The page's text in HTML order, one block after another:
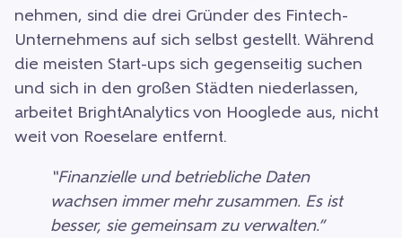
nehmen, sind die drei Gründer des Fintech-
Unternehmens auf sich selbst gestellt. Während
die meisten Start-ups sich gegenseitig suchen
und sich in den großen Städten niederlassen,
arbeitet BrightAnalytics von Hooglede aus, nicht
weit von Roeselare entfernt.
“Finanzielle und betriebliche Daten
wachsen immer mehr zusammen. Es ist
besser, sie gemeinsam zu verwalten.”